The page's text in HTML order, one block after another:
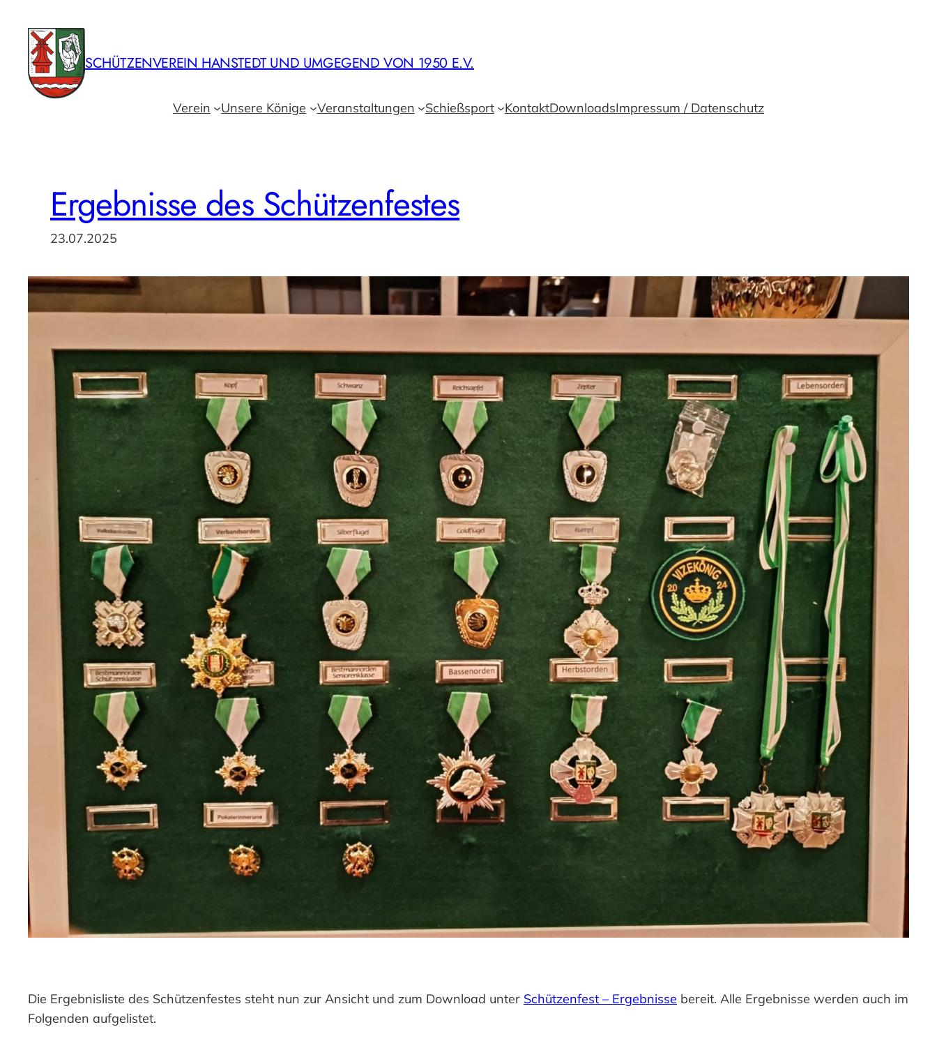
Inhalt
springen
SCHÜTZENVEREIN HANSTEDT UND UMGEGEND VON 1950 E.V.
Verein Unsere Könige Veranstaltungen Schießsport KontaktDownloadsImpressum / Datenschutz
Ergebnisse des Schützenfestes
23.07.2025
Die Ergebnisliste des Schützenfestes steht nun zur Ansicht und zum Download unter Schützenfest – Ergebnisse bereit. Alle Ergebnisse werden auch im
Folgenden aufgelistet.